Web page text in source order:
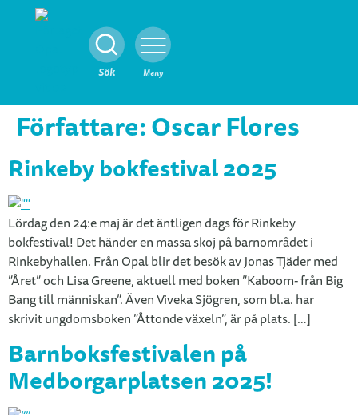
Sök
Stäng Meny
Författare:Oscar Flores
Rinkeby bokfestival 2025
Lördag den 24:e maj är det äntligen dags för Rinkeby
bokfestival! Det händer en massa skoj på barnområdet i
Rinkebyhallen. Från Opal blir det besök av Jonas Tjäder med
”Året” och Lisa Greene, aktuell med boken ”Kaboom- från Big
Bang till människan”. Även Viveka Sjögren, som bl.a. har
skrivit ungdomsboken ”Åttonde växeln”, är på plats. […]
Barnboksfestivalen på
Medborgarplatsen 2025!